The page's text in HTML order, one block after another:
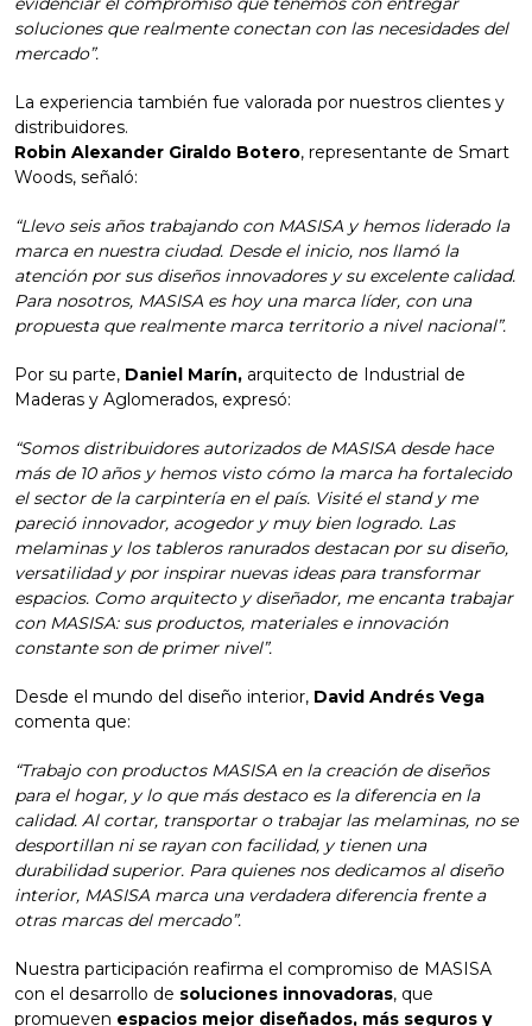
soluciones que realmente conectan con las necesidades del
mercado”.
La experiencia también fue valorada por nuestros clientes y
distribuidores.
Robin Alexander Giraldo Botero, representante de Smart
Woods, señaló:
“Llevo seis años trabajando con MASISA y hemos liderado la
marca en nuestra ciudad. Desde el inicio, nos llamó la
atención por sus diseños innovadores y su excelente calidad.
Para nosotros, MASISA es hoy una marca líder, con una
propuesta que realmente marca territorio a nivel nacional”.
Por su parte, Daniel Marín, arquitecto de Industrial de
Maderas y Aglomerados, expresó:
“Somos distribuidores autorizados de MASISA desde hace
más de 10 años y hemos visto cómo la marca ha fortalecido
el sector de la carpintería en el país. Visité el stand y me
pareció innovador, acogedor y muy bien logrado. Las
melaminas y los tableros ranurados destacan por su diseño,
versatilidad y por inspirar nuevas ideas para transformar
espacios. Como arquitecto y diseñador, me encanta trabajar
con MASISA: sus productos, materiales e innovación
constante son de primer nivel”.
Desde el mundo del diseño interior, David Andrés Vega
comenta que:
“Trabajo con productos MASISA en la creación de diseños
para el hogar, y lo que más destaco es la diferencia en la
calidad. Al cortar, transportar o trabajar las melaminas, no se
desportillan ni se rayan con facilidad, y tienen una
durabilidad superior. Para quienes nos dedicamos al diseño
interior, MASISA marca una verdadera diferencia frente a
otras marcas del mercado”.
Nuestra participación reafirma el compromiso de MASISA
con el desarrollo de soluciones innovadoras, que
promueven espacios mejor diseñados, más seguros y